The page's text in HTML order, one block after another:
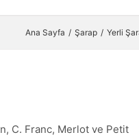
Ana Sayfa Şarap Yerli
C. Franc, Merlot ve Petit